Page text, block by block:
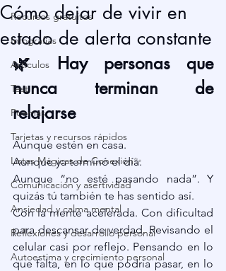
Recursos gratuitos
Infografías
Artículos
Test
Poemas
Tarjetas y recursos rápidos
Listas Mágicas de Conexión✨
Comunicación y asertividad
Ansiedad y calma mental
Reflexiones y desarrollo personal
Autoestima y crecimiento personal
Cómo dejar de vivir en
estado de alerta constante
🌿 Hay personas que
nunca terminan de
relajarse
Aunque estén en casa.
Aunque ya terminó el día.
Aunque “no esté pasando nada”. Y
quizás tú también te has sentido así.
Con la mente acelerada. Con dificultad
para descansar de verdad. Revisando el
celular casi por reflejo. Pensando en lo
que falta, en lo que podría pasar, en lo